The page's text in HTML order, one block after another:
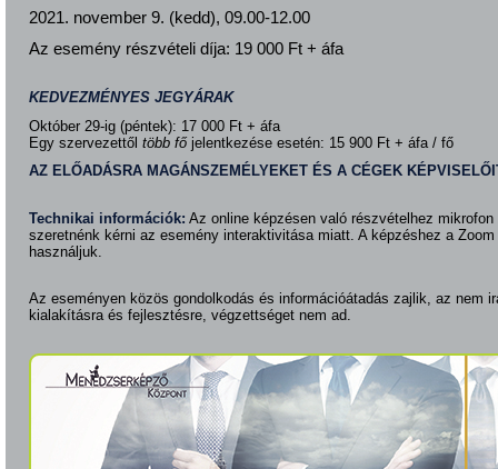
2021. november 9. (kedd), 09.00-12.00
Az esemény részvételi díja: 19 000 Ft + áfa
KEDVEZMÉNYES JEGYÁRAK
Október 29-ig (péntek): 17 000 Ft + áfa
Egy szervezettől több fő jelentkezése esetén: 15 900 Ft + áfa / fő
AZ ELŐADÁSRA MAGÁNSZEMÉLYEKET ÉS A CÉGEK
Technikai információk: Az online képzésen való részvételhez
szeretnénk kérni az esemény interaktivitása miatt. A képzéshez a
használjuk.
Az eseményen közös gondolkodás és információátadás zajlik, az nem
kialakításra és fejlesztésre, végzettséget nem ad.